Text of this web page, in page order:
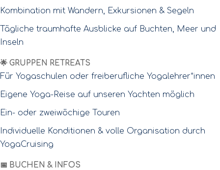
Kombination mit Wandern, Exkursionen & Segeln
Tägliche traumhafte Ausblicke auf Buchten, Meer und
Inseln
🌟 GRUPPEN RETREATS
Für Yogaschulen oder freiberufliche Yogalehrer*innen
Eigene Yoga-Reise auf unseren Yachten möglich
Ein- oder zweiwöchige Touren
Individuelle Konditionen & volle Organisation durch
YogaCruising
📅 BUCHEN & INFOS